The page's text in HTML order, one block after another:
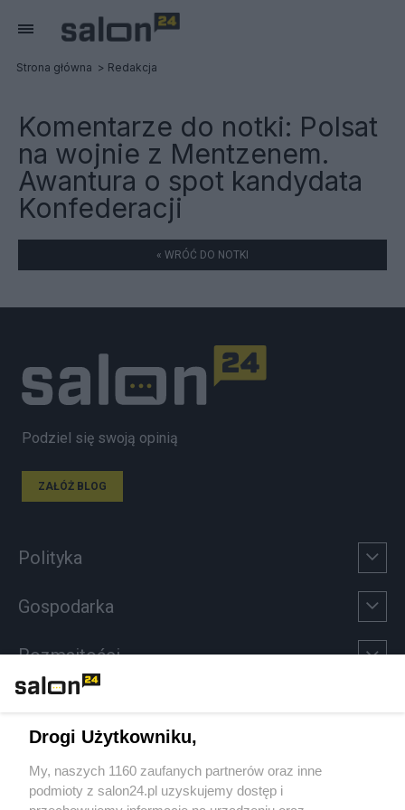
Strona główna Redakcja
Komentarze do notki: Polsat
na wojnie z Mentzenem.
Awantura o spot kandydata
Konfederacji
« WRÓĆ DO NOTKI
Podziel się swoją opinią
ZAŁÓŻ BLOG
Polityka
Gospodarka
Rozmaitości
Sport
Społeczeństwo
Drogi Użytkowniku,
My, naszych 1160 zaufanych partnerów oraz inne
podmioty z salon24.pl uzyskujemy dostęp i